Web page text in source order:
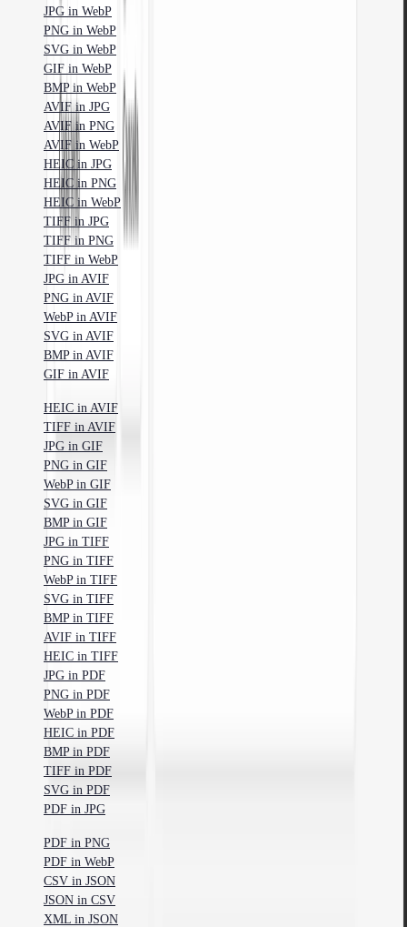
JPG in WebP
PNG in WebP
SVG in WebP
GIF in WebP
BMP in WebP
AVIF in JPG
AVIF in PNG
AVIF in WebP
HEIC in JPG
HEIC in PNG
HEIC in WebP
TIFF in JPG
TIFF in PNG
TIFF in WebP
JPG in AVIF
PNG in AVIF
WebP in AVIF
SVG in AVIF
BMP in AVIF
GIF in AVIF
HEIC in AVIF
TIFF in AVIF
JPG in GIF
PNG in GIF
WebP in GIF
SVG in GIF
BMP in GIF
JPG in TIFF
PNG in TIFF
WebP in TIFF
SVG in TIFF
BMP in TIFF
AVIF in TIFF
HEIC in TIFF
JPG in PDF
PNG in PDF
WebP in PDF
HEIC in PDF
BMP in PDF
TIFF in PDF
SVG in PDF
PDF in JPG
PDF in PNG
PDF in WebP
CSV in JSON
JSON in CSV
XML in JSON